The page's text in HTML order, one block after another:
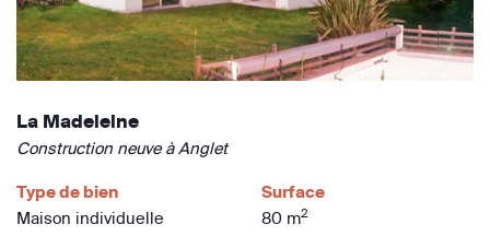
La Madeleine
Construction neuve à Anglet
Type de bien
Maison individuelle
Surface
80 m2